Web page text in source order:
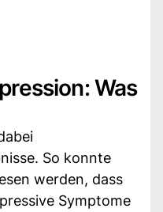
Was
So konnte
werden, dass
Symptome